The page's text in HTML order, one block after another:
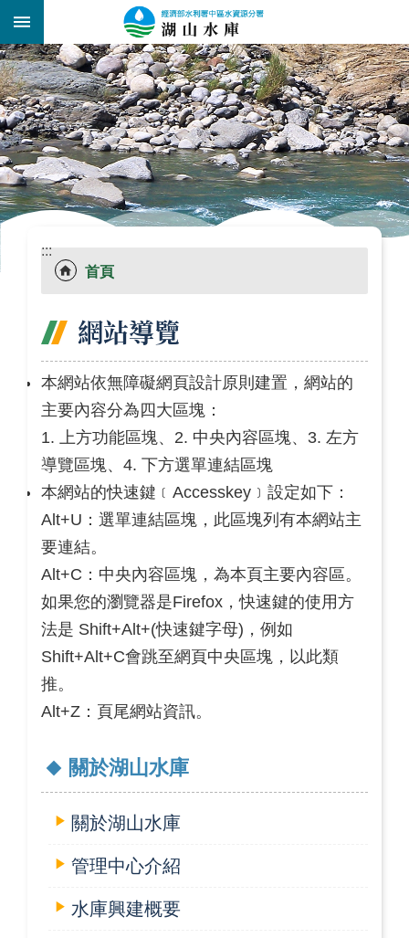
跳到主要內容區塊
::: _
:::
首頁
網站導覽
本網站依無障礙網頁設計原則建置，網站的
主要內容分為四大區塊：
1. 上方功能區塊、2. 中央內容區塊、3. 左方
導覽區塊、4. 下方選單連結區塊
本網站的快速鍵﹝Accesskey﹞設定如下：
Alt+U：選單連結區塊，此區塊列有本網站主
要連結。
Alt+C：中央內容區塊，為本頁主要內容區。
如果您的瀏覽器是Firefox，快速鍵的使用方
法是 Shift+Alt+(快速鍵字母)，例如
Shift+Alt+C會跳至網頁中央區塊，以此類
推。
Alt+Z：頁尾網站資訊。
關於湖山水庫
關於湖山水庫
管理中心介紹
水庫興建概要